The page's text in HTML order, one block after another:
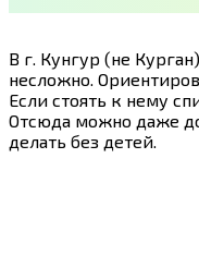
В г. Кунгур (не
несложно.
Если стоять к нему
Отсюда можно даже
делать без детей.